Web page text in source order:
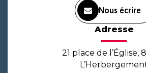
Nous écrire
Adresse
21 place de l’Église,